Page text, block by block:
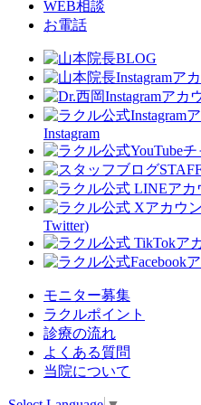
WEB相談
お電話
Instagram
Twitter)
モニター募集
ラクルポイント
診療の流れ
よくある質問
当院について